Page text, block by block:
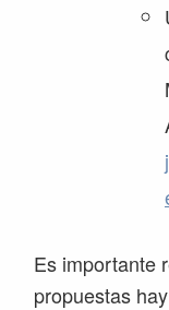
Es importante
propuestas